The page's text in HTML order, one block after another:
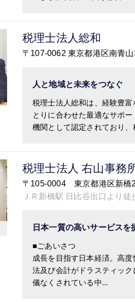
税理士法人総和
〒107-0062 東京都港区南青
人と地域と未来をつなぐ
税理士法人総和は、経験豊
とりに合わせた最適なサポ
機関として認定されており、
税理士法人 右山事務
〒105-0004 東京都港区新
ＪＲ新橋駅 日比谷出口より
日本一質の高いサービス
■ごあいさつ
成長を目指す日本経済。高
法及び会計がドラスティッ
儀なくされている中...